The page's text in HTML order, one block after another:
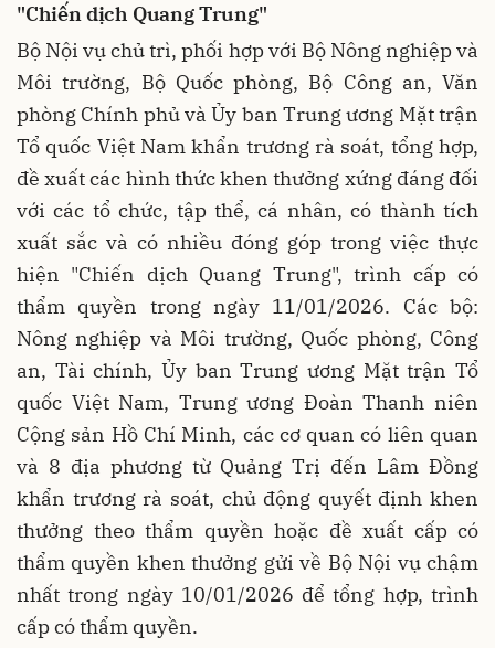
"Chiến dịch Quang Trung"
Bộ Nội vụ chủ trì, phối hợp với Bộ Nông nghiệp và
Môi trường, Bộ Quốc phòng, Bộ Công an, Văn
phòng Chính phủ và Ủy ban Trung ương Mặt trận
Tổ quốc Việt Nam khẩn trương rà soát, tổng hợp,
đề xuất các hình thức khen thưởng xứng đáng đối
với các tổ chức, tập thể, cá nhân, có thành tích
xuất sắc và có nhiều đóng góp trong việc thực
hiện "Chiến dịch Quang Trung", trình cấp có
thẩm quyền trong ngày 11/01/2026. Các bộ:
Nông nghiệp và Môi trường, Quốc phòng, Công
an, Tài chính, Ủy ban Trung ương Mặt trận Tổ
quốc Việt Nam, Trung ương Đoàn Thanh niên
Cộng sản Hồ Chí Minh, các cơ quan có liên quan
và 8 địa phương từ Quảng Trị đến Lâm Đồng
khẩn trương rà soát, chủ động quyết định khen
thưởng theo thẩm quyền hoặc đề xuất cấp có
thẩm quyền khen thưởng gửi về Bộ Nội vụ chậm
nhất trong ngày 10/01/2026 để tổng hợp, trình
cấp có thẩm quyền.